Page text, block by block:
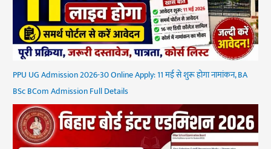
PPU UG Admission 2026-30 Online Apply: 11 मई से शुरू होगा नामांकन, BA
BSc BCom Admission Full Details